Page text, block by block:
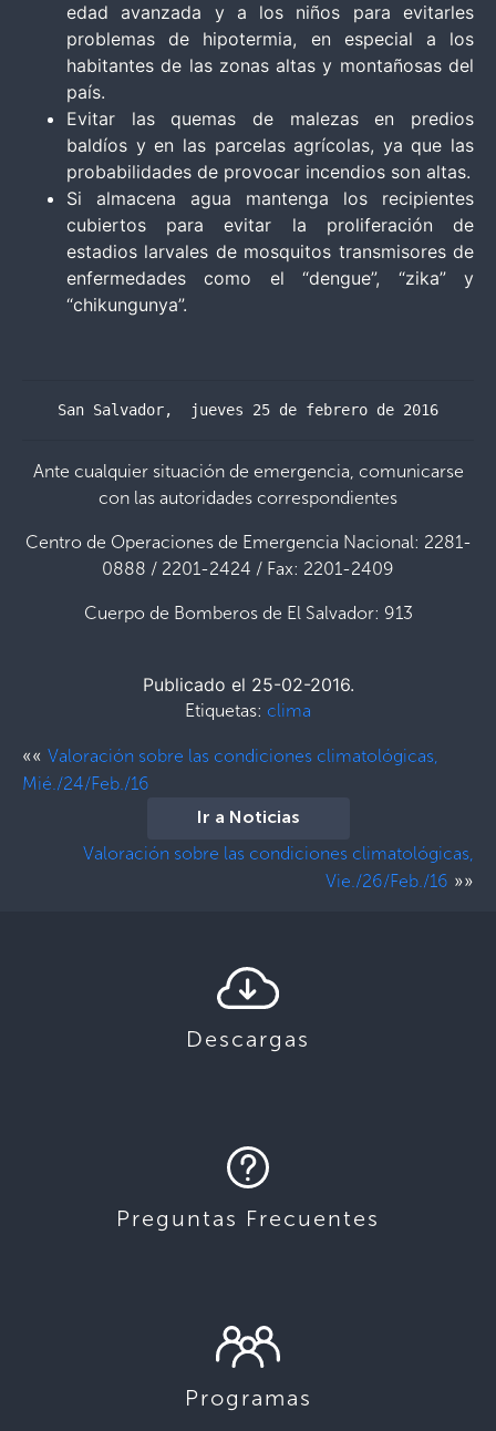
edad avanzada y a los niños para evitarles
problemas de hipotermia, en especial a los
habitantes de las zonas altas y montañosas del
país.
Evitar las quemas de malezas en predios
baldíos y en las parcelas agrícolas, ya que las
probabilidades de provocar incendios son altas.
Si almacena agua mantenga los recipientes
cubiertos para evitar la proliferación de
estadios larvales de mosquitos transmisores de
enfermedades como el “dengue”, “zika” y
“chikungunya”.
San Salvador,  jueves 25 de febrero de 2016
Ante cualquier situación de emergencia, comunicarse
con las autoridades correspondientes
Centro de Operaciones de Emergencia Nacional: 2281-
0888 / 2201-2424 / Fax: 2201-2409
Cuerpo de Bomberos de El Salvador: 913
Publicado el 25-02-2016.
Etiquetas: clima
«« Valoración sobre las condiciones climatológicas,
Mié./24/Feb./16
Ir a Noticias
Valoración sobre las condiciones climatológicas,
Vie./26/Feb./16 »»
Descargas
Preguntas Frecuentes
Programas